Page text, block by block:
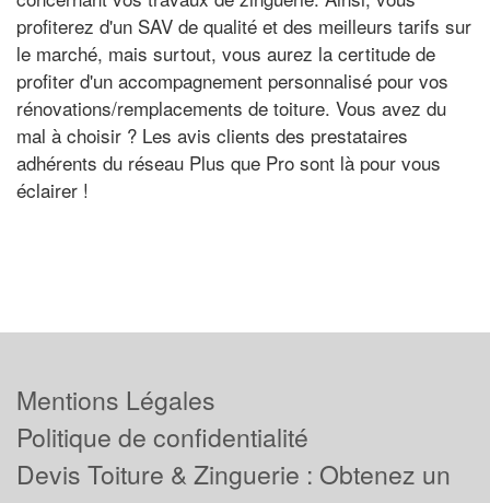
profiterez d'un SAV de qualité et des meilleurs tarifs sur
le marché, mais surtout, vous aurez la certitude de
profiter d'un accompagnement personnalisé pour vos
rénovations/remplacements de toiture. Vous avez du
mal à choisir ? Les avis clients des prestataires
adhérents du réseau Plus que Pro sont là pour vous
éclairer !
Mentions Légales
Politique de confidentialité
Devis Toiture & Zinguerie : Obtenez un